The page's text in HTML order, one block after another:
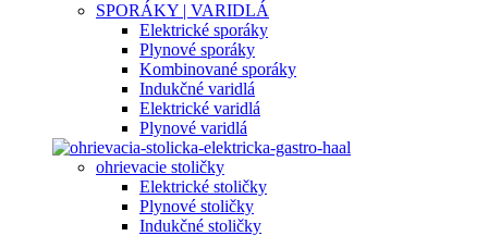
SPORÁKY | VARIDLÁ
Elektrické sporáky
Plynové sporáky
Kombinované sporáky
Indukčné varidlá
Elektrické varidlá
Plynové varidlá
ohrievacie stoličky
Elektrické stoličky
Plynové stoličky
Indukčné stoličky